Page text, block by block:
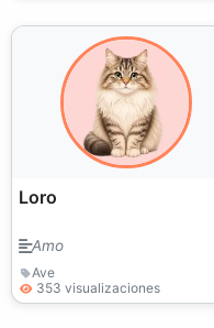
Loro
Amo
Ave
353 visualizaciones